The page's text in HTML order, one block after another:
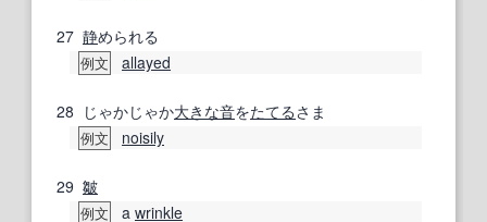
27 静められる
例文 allayed
28 じゃかじゃか大きな音をたてるさま
例文 noisily
29 皺
例文 a wrinkle